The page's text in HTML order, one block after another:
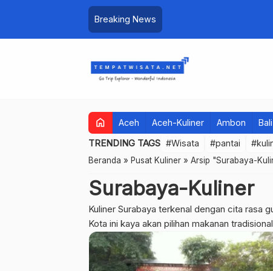
Breaking News
home Aceh Aceh-Kuliner Ambon Bali
TRENDING TAGS #Wisata #pantai
Beranda » Pusat Kuliner » Arsip "Surabaya-
Surabaya-Kuliner
Kuliner Surabaya terkenal dengan cita rasa
Kota ini kaya akan pilihan makanan